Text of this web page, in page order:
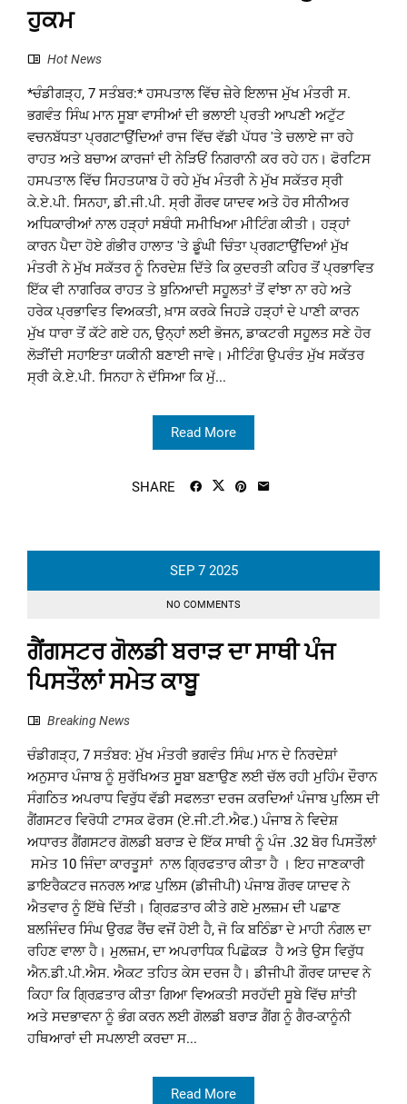
ਹੁਕਮ
Hot News
*ਚੰਡੀਗੜ੍ਹ, 7 ਸਤੰਬਰ:* ਹਸਪਤਾਲ ਵਿੱਚ ਜ਼ੇਰੇ ਇਲਾਜ ਮੁੱਖ ਮੰਤਰੀ ਸ.
ਭਗਵੰਤ ਸਿੰਘ ਮਾਨ ਸੂਬਾ ਵਾਸੀਆਂ ਦੀ ਭਲਾਈ ਪ੍ਰਤੀ ਆਪਣੀ ਅਟੁੱਟ
ਵਚਨਬੱਧਤਾ ਪ੍ਰਗਟਾਉਂਦਿਆਂ ਰਾਜ ਵਿੱਚ ਵੱਡੀ ਪੱਧਰ 'ਤੇ ਚਲਾਏ ਜਾ ਰਹੇ
ਰਾਹਤ ਅਤੇ ਬਚਾਅ ਕਾਰਜਾਂ ਦੀ ਨੇੜਿਓਂ ਨਿਗਰਾਨੀ ਕਰ ਰਹੇ ਹਨ। ਫੋਰਟਿਸ
ਹਸਪਤਾਲ ਵਿੱਚ ਸਿਹਤਯਾਬ ਹੋ ਰਹੇ ਮੁੱਖ ਮੰਤਰੀ ਨੇ ਮੁੱਖ ਸਕੱਤਰ ਸ੍ਰੀ
ਕੇ.ਏ.ਪੀ. ਸਿਨਹਾ, ਡੀ.ਜੀ.ਪੀ. ਸ੍ਰੀ ਗੌਰਵ ਯਾਦਵ ਅਤੇ ਹੋਰ ਸੀਨੀਅਰ
ਅਧਿਕਾਰੀਆਂ ਨਾਲ ਹੜ੍ਹਾਂ ਸਬੰਧੀ ਸਮੀਖਿਆ ਮੀਟਿੰਗ ਕੀਤੀ। ਹੜ੍ਹਾਂ
ਕਾਰਨ ਪੈਦਾ ਹੋਏ ਗੰਭੀਰ ਹਾਲਾਤ 'ਤੇ ਡੂੰਘੀ ਚਿੰਤਾ ਪ੍ਰਗਟਾਉਂਦਿਆਂ ਮੁੱਖ
ਮੰਤਰੀ ਨੇ ਮੁੱਖ ਸਕੱਤਰ ਨੂੰ ਨਿਰਦੇਸ਼ ਦਿੱਤੇ ਕਿ ਕੁਦਰਤੀ ਕਹਿਰ ਤੋਂ ਪ੍ਰਭਾਵਿਤ
ਇੱਕ ਵੀ ਨਾਗਰਿਕ ਰਾਹਤ ਤੇ ਬੁਨਿਆਦੀ ਸਹੂਲਤਾਂ ਤੋਂ ਵਾਂਝਾ ਨਾ ਰਹੇ ਅਤੇ
ਹਰੇਕ ਪ੍ਰਭਾਵਿਤ ਵਿਅਕਤੀ, ਖ਼ਾਸ ਕਰਕੇ ਜਿਹੜੇ ਹੜ੍ਹਾਂ ਦੇ ਪਾਣੀ ਕਾਰਨ
ਮੁੱਖ ਧਾਰਾ ਤੋਂ ਕੱਟੇ ਗਏ ਹਨ, ਉਨ੍ਹਾਂ ਲਈ ਭੋਜਨ, ਡਾਕਟਰੀ ਸਹੂਲਤ ਸਣੇ ਹੋਰ
ਲੋੜੀਂਦੀ ਸਹਾਇਤਾ ਯਕੀਨੀ ਬਣਾਈ ਜਾਵੇ। ਮੀਟਿੰਗ ਉਪਰੰਤ ਮੁੱਖ ਸਕੱਤਰ
ਸ੍ਰੀ ਕੇ.ਏ.ਪੀ. ਸਿਨਹਾ ਨੇ ਦੱਸਿਆ ਕਿ ਮੁੱ...
Read More
SHARE
SEP 7 2025
NO COMMENTS
ਗੈਂਗਸਟਰ ਗੋਲਡੀ ਬਰਾੜ ਦਾ ਸਾਥੀ ਪੰਜ
ਪਿਸਤੌਲਾਂ ਸਮੇਤ ਕਾਬੂ
Breaking News
ਚੰਡੀਗੜ੍ਹ, 7 ਸਤੰਬਰ: ਮੁੱਖ ਮੰਤਰੀ ਭਗਵੰਤ ਸਿੰਘ ਮਾਨ ਦੇ ਨਿਰਦੇਸ਼ਾਂ
ਅਨੁਸਾਰ ਪੰਜਾਬ ਨੂੰ ਸੁਰੱਖਿਅਤ ਸੂਬਾ ਬਣਾਉਣ ਲਈ ਚੱਲ ਰਹੀ ਮੁਹਿੰਮ ਦੌਰਾਨ
ਸੰਗਠਿਤ ਅਪਰਾਧ ਵਿਰੁੱਧ ਵੱਡੀ ਸਫਲਤਾ ਦਰਜ ਕਰਦਿਆਂ ਪੰਜਾਬ ਪੁਲਿਸ ਦੀ
ਗੈਂਗਸਟਰ ਵਿਰੋਧੀ ਟਾਸਕ ਫੋਰਸ (ਏ.ਜੀ.ਟੀ.ਐਫ.) ਪੰਜਾਬ ਨੇ ਵਿਦੇਸ਼
ਅਧਾਰਤ ਗੈਂਗਸਟਰ ਗੋਲਡੀ ਬਰਾੜ ਦੇ ਇੱਕ ਸਾਥੀ ਨੂੰ ਪੰਜ .32 ਬੋਰ ਪਿਸਤੌਲਾਂ
ਸਮੇਤ 10 ਜਿੰਦਾ ਕਾਰਤੂਸਾਂ ਨਾਲ ਗ੍ਰਿਫਤਾਰ ਕੀਤਾ ਹੈ । ਇਹ ਜਾਣਕਾਰੀ
ਡਾਇਰੈਕਟਰ ਜਨਰਲ ਆਫ਼ ਪੁਲਿਸ (ਡੀਜੀਪੀ) ਪੰਜਾਬ ਗੌਰਵ ਯਾਦਵ ਨੇ
ਐਤਵਾਰ ਨੂੰ ਇੱਥੇ ਦਿੱਤੀ। ਗ੍ਰਿਫ਼ਤਾਰ ਕੀਤੇ ਗਏ ਮੁਲਜ਼ਮ ਦੀ ਪਛਾਣ
ਬਲਜਿੰਦਰ ਸਿੰਘ ਉਰਫ਼ ਰੈਂਚ ਵਜੋਂ ਹੋਈ ਹੈ, ਜੋ ਕਿ ਬਠਿੰਡਾ ਦੇ ਮਾਹੀ ਨੰਗਲ ਦਾ
ਰਹਿਣ ਵਾਲਾ ਹੈ। ਮੁਲਜ਼ਮ, ਦਾ ਅਪਰਾਧਿਕ ਪਿਛੋਕੜ ਹੈ ਅਤੇ ਉਸ ਵਿਰੁੱਧ
ਐਨ.ਡੀ.ਪੀ.ਐਸ. ਐਕਟ ਤਹਿਤ ਕੇਸ ਦਰਜ ਹੈ। ਡੀਜੀਪੀ ਗੌਰਵ ਯਾਦਵ ਨੇ
ਕਿਹਾ ਕਿ ਗ੍ਰਿਫ਼ਤਾਰ ਕੀਤਾ ਗਿਆ ਵਿਅਕਤੀ ਸਰਹੱਦੀ ਸੂਬੇ ਵਿੱਚ ਸ਼ਾਂਤੀ
ਅਤੇ ਸਦਭਾਵਨਾ ਨੂੰ ਭੰਗ ਕਰਨ ਲਈ ਗੋਲਡੀ ਬਰਾੜ ਗੈਂਗ ਨੂੰ ਗੈਰ-ਕਾਨੂੰਨੀ
ਹਥਿਆਰਾਂ ਦੀ ਸਪਲਾਈ ਕਰਦਾ ਸ...
Read More